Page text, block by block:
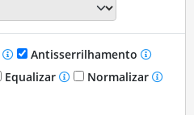
Antisserrilhamento
Equalizar
Normalizar